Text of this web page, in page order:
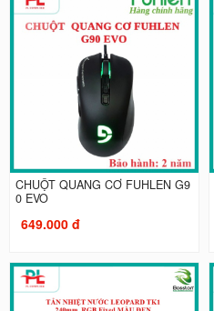
CHUỘT QUANG CƠ FUHLEN G9
0 EVO
649.000 đ